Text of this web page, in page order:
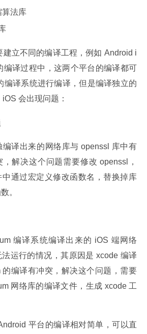
算法库
建立不同的编译工程，例如 Android i
编译过程中，这两个平台的编译都可
编译系统进行编译，但是编译独立的
会出现问题：
编译出来的网络库与 openssl 库中有
，解决这个问题需要修改 openssl，
中通过宏定义修改函数名，替换掉库
。
编译系统编译出来的 iOS 端网络
法运行的情况，其原因是 xcode 编译
的编译有冲突，解决这个问题，需要
网络库的编译文件，生成 xcode 工
平台的编译相对简单，可以直